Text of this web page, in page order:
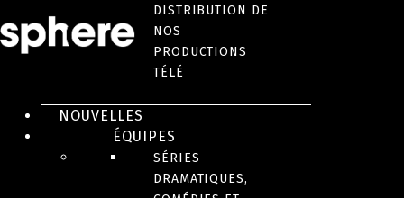
DISTRIBUTION DE
NOS
PRODUCTIONS
TÉLÉ
NOUVELLES
ÉQUIPES
SÉRIES
DRAMATIQUES,
Tous
en
DOCUMENTAIRE
Simple
Plan |